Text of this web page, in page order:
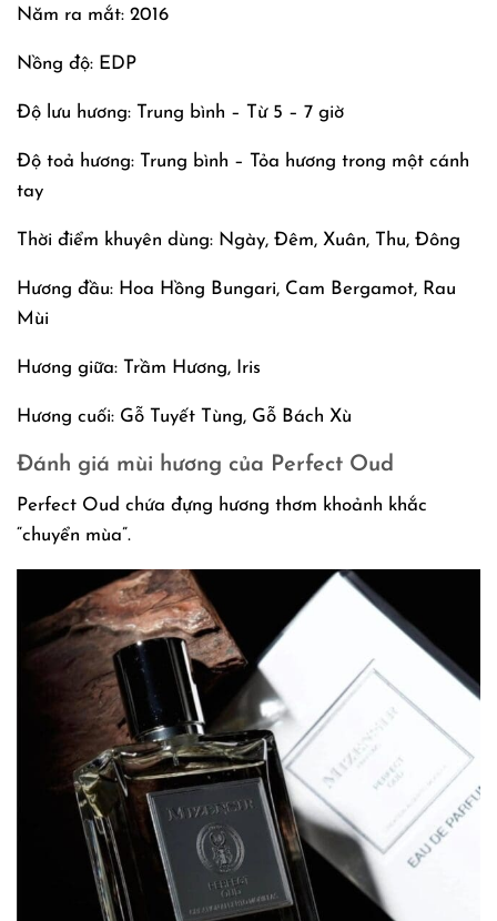
Năm ra mắt: 2016
Nồng độ: EDP
Độ lưu hương: Trung bình – Từ 5 – 7 giờ
Độ toả hương: Trung bình – Tỏa hương trong một cánh
tay
Thời điểm khuyên dùng: Ngày, Đêm, Xuân, Thu, Đông
Hương đầu: Hoa Hồng Bungari, Cam Bergamot, Rau
Mùi
Hương giữa: Trầm Hương, Iris
Hương cuối: Gỗ Tuyết Tùng, Gỗ Bách Xù
Đánh giá mùi hương của Perfect Oud
Perfect Oud chứa đựng hương thơm khoảnh khắc
“chuyển mùa”.